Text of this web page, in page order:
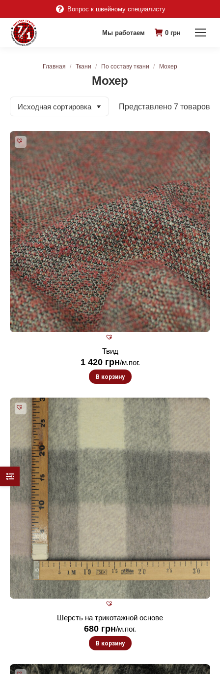
Вопрос к швейному специалисту
Мы работаем 0 грн
Мохер
Вы здесь:
Главная Ткани По составу ткани Мохер
Представлено 7 товаров
Твид
1 420 грн/м.пог.
В корзину
Шерсть на трикотажной основе
680 грн/м.пог.
В корзину